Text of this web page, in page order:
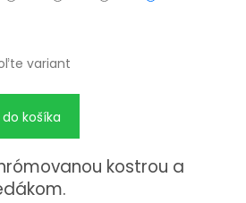
variant
košíka
kostrou a